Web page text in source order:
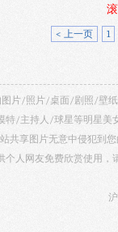
< 上一页 1
图片/照片/桌面/剧照/壁
/主持人/球星等明星美
共享图片无意中侵犯到
个人网友免费欣赏使用